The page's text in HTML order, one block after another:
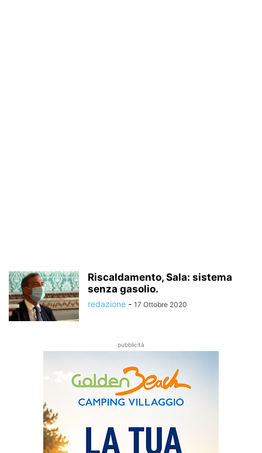
Riscaldamento, Sala: sistema
senza gasolio.
redazione - 17 Ottobre 2020
pubblicità